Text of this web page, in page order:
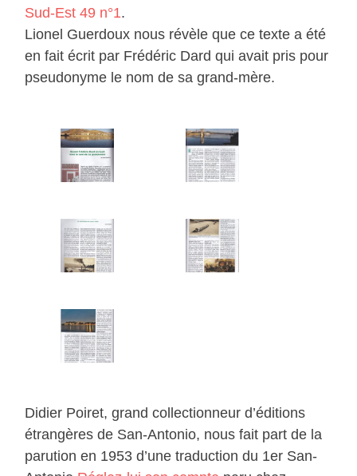
Sud-Est 49 n°1.
Lionel Guerdoux nous révèle que ce texte a été
en fait écrit par Frédéric Dard qui avait pris pour
pseudonyme le nom de sa grand-mère.
Didier Poiret, grand collectionneur d’éditions
étrangères de San-Antonio, nous fait part de la
parution en 1953 d’une traduction du 1er San-